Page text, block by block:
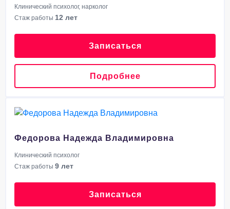
Клинический психолог, нарколог
Стаж работы 12 лет
Записаться
Подробнее
Федорова Надежда Владимировна
Клинический психолог
Стаж работы 9 лет
Записаться